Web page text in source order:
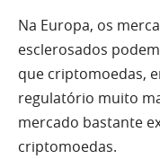
Na Europa, os
esclerosados
que criptomoedas,
regulatório muito
mercado bastante
criptomoedas.